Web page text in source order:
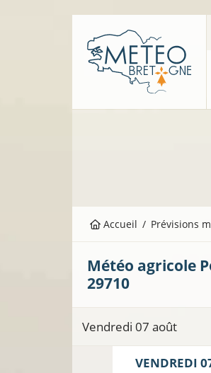
Accueil Prévisions
Météo agricole
29710
Vendredi 07 août
VENDREDI